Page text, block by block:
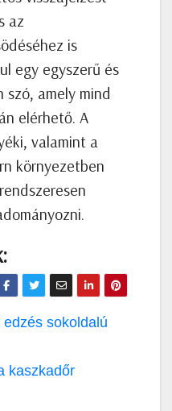
az
is
egy egyszerű és
szó, amely mind
elérhető. A
valamint a
környezetben
sokoldalú
kaszkadőr